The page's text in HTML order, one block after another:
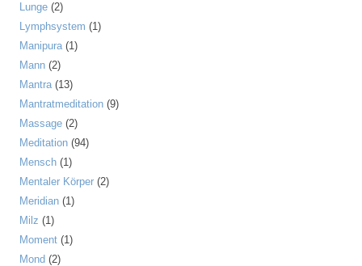
Lunge (2)
Lymphsystem (1)
Manipura(1)
Mann (2)
Mantra(13)
Mantratmeditation (9)
Massage (2)
Meditation (94)
Mensch (1)
Mentaler Körper (2)
Meridian (1)
Milz (1)
Moment (1)
Mond (2)